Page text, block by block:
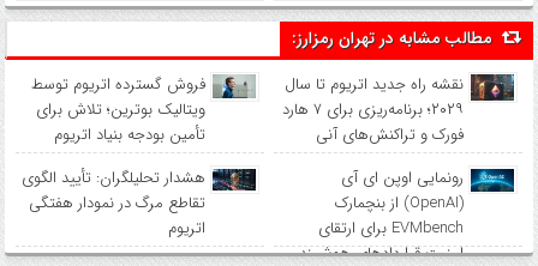
مطالب مشابه در تهران رمزارز:
نقشه راه جدید اتریوم تا سال
۲۰۲۹؛ برنامه‌ریزی برای ۷ هارد
فورک و تراکنش‌های آنی
فروش گسترده اتریوم توسط
ویتالیک بوترین؛ تلاش برای
تأمین بودجه بنیاد اتریوم
رونمایی اوپن ای آی
(OpenAI) از بنچمارک
EVMbench برای ارتقای
امنیت قراردادهای هوشمند
هشدار تحلیلگران: تأیید الگوی
تقاطع مرگ در نمودار هفتگی
اتریوم